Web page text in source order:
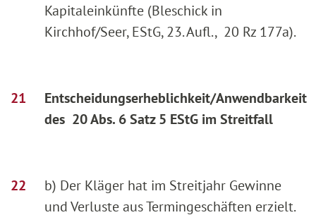
Kapitaleinkünfte (Bleschick in
Kirchhof/Seer, EStG, 23. Aufl., 20 Rz 177a).
Entscheidungserheblichkeit/Anwendbarkeit
des 20 Abs. 6 Satz 5 EStG im Streitfall
b) Der Kläger hat im Streitjahr Gewinne
und Verluste aus Termingeschäften erzielt.